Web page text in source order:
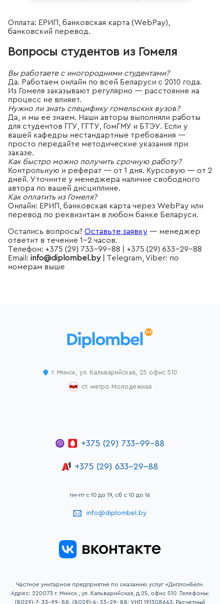
Оплата: ЕРИП, банковская карта (WebPay),
банковский перевод.
Вопросы студентов из Гомеля
Вы работаете с иногородними студентами?
Да. Работаем онлайн по всей Беларуси с 2010 года.
Из Гомеля заказывают регулярно — расстояние на
процесс не влияет.
Нужно ли знать специфику гомельских вузов?
Да, и мы её знаем. Наши авторы выполняли работы
для студентов ГГУ, ГГТУ, ГомГМУ и БТЭУ. Если у
вашей кафедры нестандартные требования —
просто передайте методические указания при
заказе.
Как быстро можно получить срочную работу?
Контрольную и реферат — от 1 дня. Курсовую — от 2
дней. Уточните у менеджера наличие свободного
автора по вашей дисциплине.
Как оплатить из Гомеля?
Онлайн: ЕРИП, банковская карта через WebPay или
перевод по реквизитам в любом банке Беларуси.
Остались вопросы? Оставьте заявку — менеджер
ответит в течение 1–2 часов.
Телефон: +375 (29) 733-99-88 | +375 (29) 633-29-88
Email: info@diplombel.by| Telegram, Viber: по
номерам выше
г. Минск, ул. Кальварийская, 25 офис 510
ст. метро Молодежная
+375 (29) 733-99-88
+375 (29) 633-29-88
пн-пт с 10 до 19, сб с 10 до 16
info@diplombel.by
Частное унитарное предприятие по оказанию услуг «ДипломБел».
Адрес: 220073 г. Минск , ул. Кальварийская, д.25, офис 510 .Телефоны:
(8029)-7- 33-99- 88; (8029)-6- 33-29- 88; УНП 191308663. Расчетный